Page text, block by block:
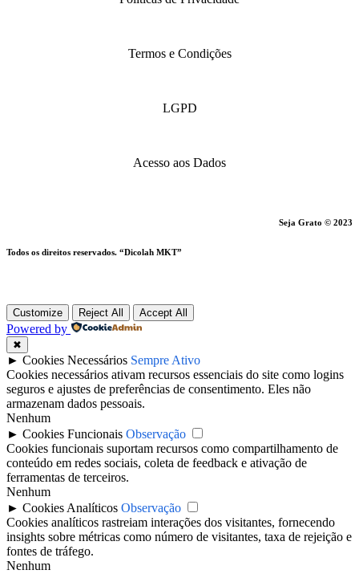
Termos e Condições
LGPD
Acesso aos Dados
Seja Grato © 2023
Todos os direitos reservados. “Dicolah MKT”
Customize Reject All Accept All
Powered by
✖
► Cookies Necessários Sempre Ativo
Cookies necessários ativam recursos essenciais do site como logins
seguros e ajustes de preferências de consentimento. Eles não
armazenam dados pessoais.
Nenhum
► Cookies Funcionais Observação
Cookies funcionais suportam recursos como compartilhamento de
conteúdo em redes sociais, coleta de feedback e ativação de
ferramentas de terceiros.
Nenhum
► Cookies Analíticos Observação
Cookies analíticos rastreiam interações dos visitantes, fornecendo
insights sobre métricas como número de visitantes, taxa de rejeição e
fontes de tráfego.
Nenhum